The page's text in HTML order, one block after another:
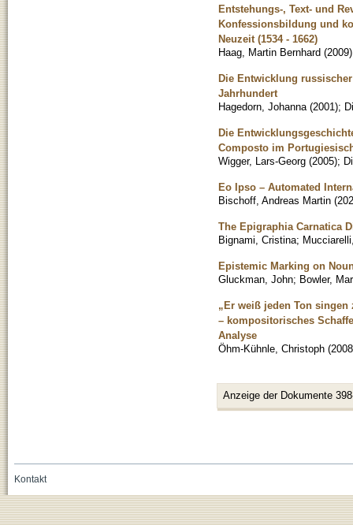
Entstehungs-, Text- und
Konfessionsbildung und
Neuzeit (1534 - 1662)
Haag, Martin Bernhard (2009)
Die Entwicklung
Jahrhundert
Hagedorn, Johanna (2001);
Die
Composto im
Wigger, Lars-Georg (2005);
Eo Ipso – Automated
Bischoff, Andreas Martin (
The Epigraphia Carnatica
Bignami, Cristina;
Epistemic Marking on
Gluckman, John; Bowler,
„Er weiß jeden Ton singen
– kompositorisches
Analyse
Öhm-Kühnle, Christoph (2008
Anzeige der Dokumente
Kontakt